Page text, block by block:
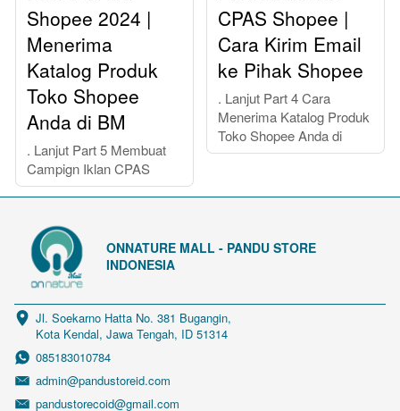
Shopee 2024 |
Menerima
Katalog Produk
Toko Shopee
Anda di BM
. Lanjut Part 5 Membuat
Campign Iklan CPAS
CPAS Shopee |
Cara Kirim Email
ke Pihak Shopee
. Lanjut Part 4 Cara
Menerima Katalog Produk
Toko Shopee Anda di
ONNATURE MALL - PANDU STORE
INDONESIA
Jl. Soekarno Hatta No. 381 Bugangin,
Kota Kendal, Jawa Tengah, ID 51314
085183010784
admin@pandustoreid.com
pandustorecoid@gmail.com